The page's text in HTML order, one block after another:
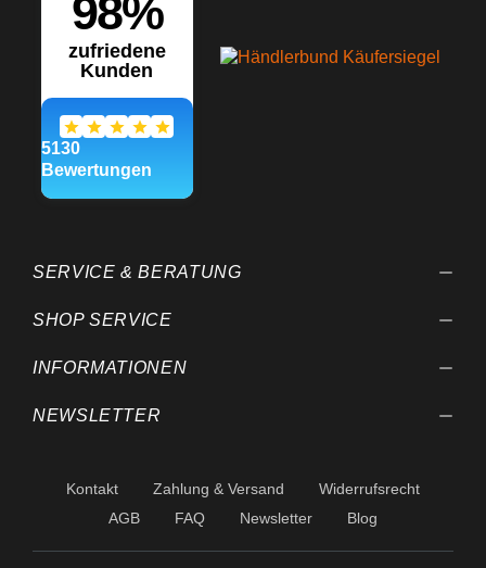
SERVICE & BERATUNG
SHOP SERVICE
INFORMATIONEN
NEWSLETTER
Kontakt Zahlung & Versand
Widerrufsrecht
AGB
FAQ Newsletter Blog